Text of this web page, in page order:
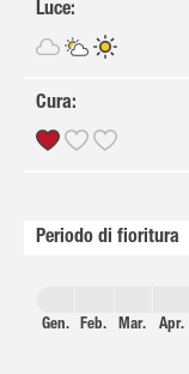
Luce:
Cura:
Periodo di fioritura
Gen. Feb. Mar. Apr.